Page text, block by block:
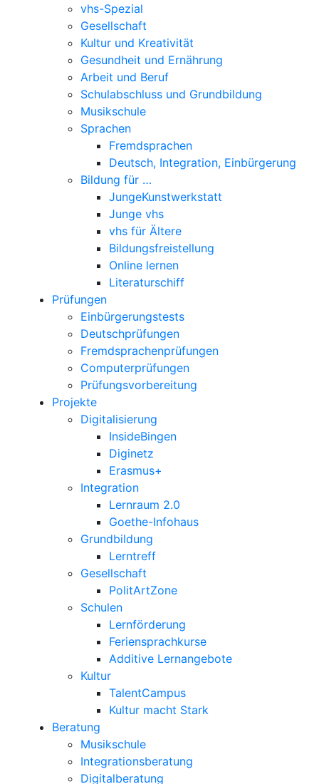
vhs-Spezial
Gesellschaft
Kultur und Kreativität
Gesundheit und Ernährung
Arbeit und Beruf
Schulabschluss und Grundbildung
Musikschule
Sprachen
Fremdsprachen
Deutsch, Integration, Einbürgerung
Bildung für …
JungeKunstwerkstatt
Junge vhs
vhs für Ältere
Bildungsfreistellung
Online lernen
Literaturschiff
Prüfungen
Einbürgerungstests
Deutschprüfungen
Fremdsprachenprüfungen
Computerprüfungen
Prüfungsvorbereitung
Projekte
Digitalisierung
InsideBingen
Diginetz
Erasmus+
Integration
Lernraum 2.0
Goethe-Infohaus
Grundbildung
Lerntreff
Gesellschaft
PolitArtZone
Schulen
Lernförderung
Feriensprachkurse
Additive Lernangebote
Kultur
TalentCampus
Kultur macht Stark
Beratung
Musikschule
Integrationsberatung
Digitalberatung